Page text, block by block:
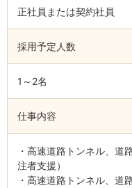
正社員または契約社員
採用予定人数
1～2名
仕事内容
・高速道路トンネル、道
注者支援）
・高速道路トンネル、道